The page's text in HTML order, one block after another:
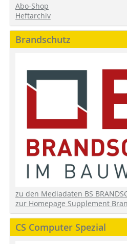
Abo-Shop
Heftarchiv
Brandschutz
zu den Mediadaten BS
zur Homepage Supplement
CS Computer Spezial